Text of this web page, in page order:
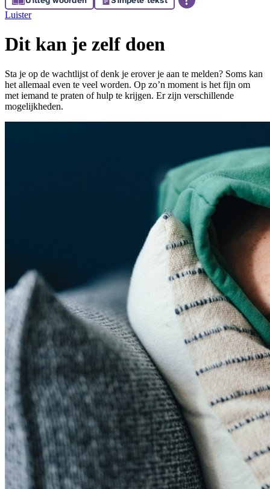
Luister
Dit kan je zelf doen
Sta je op de wachtlijst of denk je erover je aan te melden? Soms kan
het allemaal even te veel worden. Op zo’n moment is het fijn om
met iemand te praten of hulp te krijgen. Er zijn verschillende
mogelijkheden.